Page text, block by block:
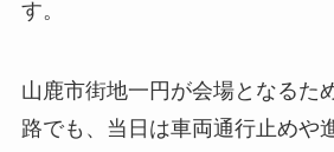
す。
山鹿市街地一円が会場となるた
路でも、当日は車両通行止めや